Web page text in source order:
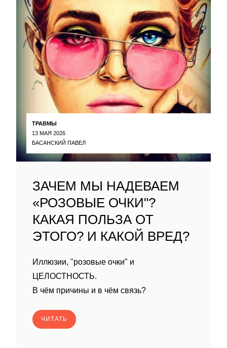
ТРАВМЫ
13 МАЯ 2026
БАСАНСКИЙ ПАВЕЛ
ЗАЧЕМ МЫ НАДЕВАЕМ
«РОЗОВЫЕ ОЧКИ"?
КАКАЯ ПОЛЬЗА ОТ
ЭТОГО? И КАКОЙ ВРЕД?
Иллюзии, "розовые очки" и
ЦЕЛОСТНОСТЬ.
В чём причины и в чём связь?
ЧИТАТЬ